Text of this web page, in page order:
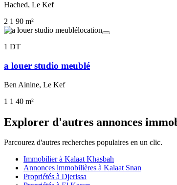
Hached, Le Kef
2 1 90 m²
location
1 DT
a louer studio meublé
Ben Ainine, Le Kef
1 1 40 m²
Explorer d'autres annonces
Parcourez d'autres recherches populaires en un clic.
Immobilier à Kalaat Khasbah
Annonces immobilières à Kalaat Snan
Propriétés à Djerissa